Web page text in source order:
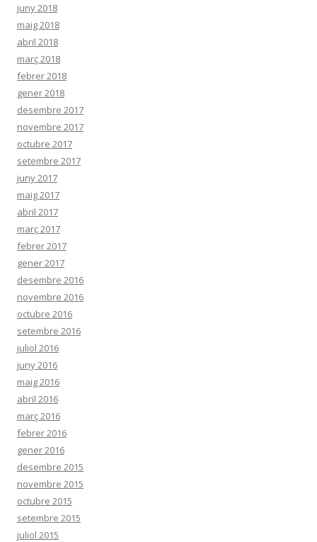
juny 2018
maig 2018
abril 2018
març 2018
febrer 2018
gener 2018
desembre 2017
novembre 2017
octubre 2017
setembre 2017
juny 2017
maig 2017
abril 2017
març 2017
febrer 2017
gener 2017
desembre 2016
novembre 2016
octubre 2016
setembre 2016
juliol 2016
juny 2016
maig 2016
abril 2016
març 2016
febrer 2016
gener 2016
desembre 2015
novembre 2015
octubre 2015
setembre 2015
juliol 2015